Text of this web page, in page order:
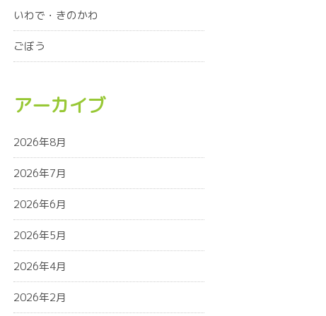
いわで・きのかわ
ごぼう
アーカイブ
2026年8月
2026年7月
2026年6月
2026年5月
2026年4月
2026年2月